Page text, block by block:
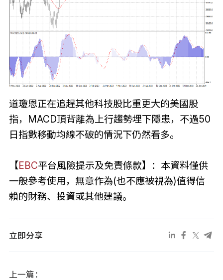
道瓊恩正在追趕其他科技股比重更大的美國股
指，MACD頂背離為上行趨勢埋下隱患，不過50
日指數移動均線不破的情況下仍然看多。
【EBC平台風險提示及免責條款】：本資料僅供
一般參考使用，無意作為(也不應被視為)值得信
賴的財務、投資或其他建議。
立即分享
上一篇：